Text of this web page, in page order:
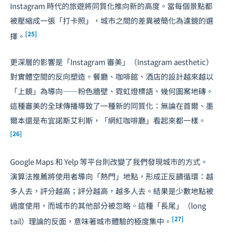
Instagram 時代的旅遊將同質化推向新的高度。當每個景點都
被壓縮成一張「打卡照」，城市之間的差異被簡化為濾鏡的選
擇。 [25]
更深層的影響是「Instagram 審美」（Instagram aesthetic）
對實體空間的反向塑造。餐廳、咖啡館、酒店的設計越來越以
「上鏡」為導向——粉色牆壁、霓虹燈標語、幾何圖案地磚。
這種審美的全球傳播導致了一種新的同質化：無論在首爾、墨
爾本還是布宜諾斯艾利斯，「網紅咖啡廳」看起來都一樣。
[26]
Google Maps 和 Yelp 等平台則改變了我們發現城市的方式。
演算法推薦將使用者導向「熱門」地點，形成正反饋循環：越
多人去，評分越高；評分越高，越多人去。結果是少數地點被
過度使用，而城市的其他部分被忽略。這種「長尾」（long
tail）理論的反面，意味著城市體驗的極度集中。 [27]